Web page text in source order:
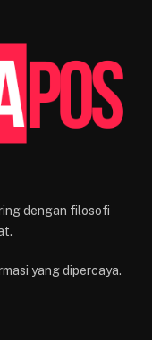
dengan filosofi
yang dipercaya.